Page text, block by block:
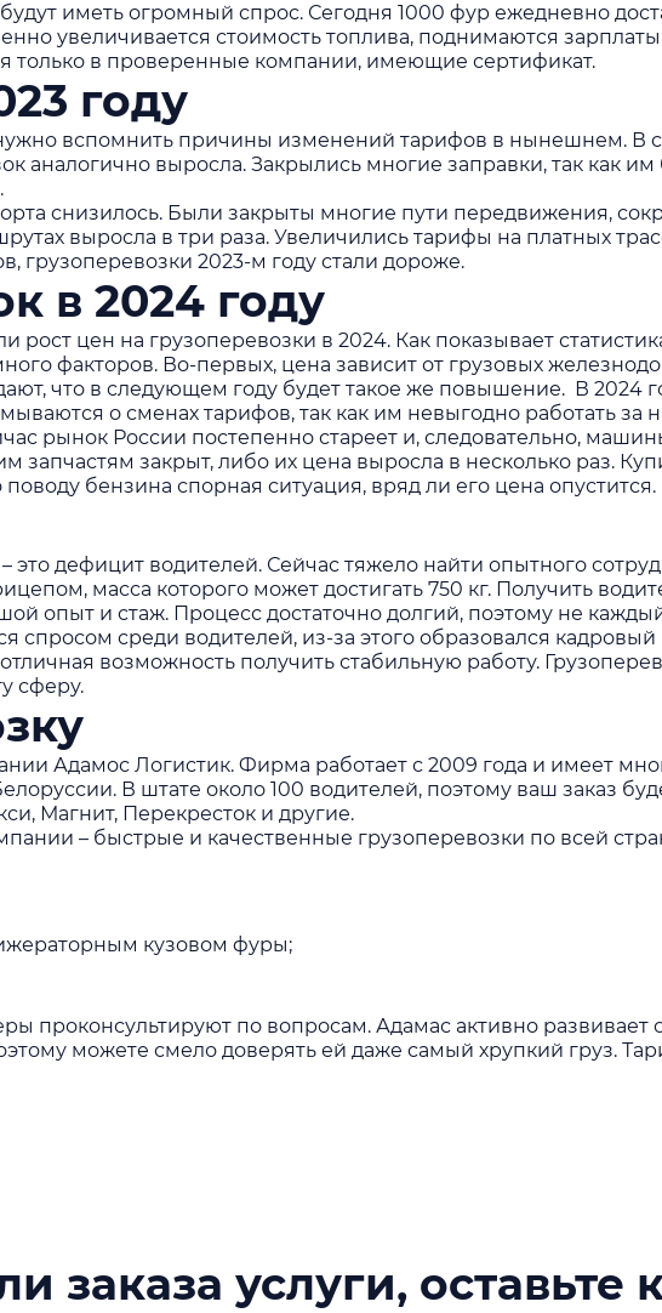
иметь огромный спрос. Сегодня 1000 фур ежедневно
увеличивается стоимость топлива, поднимаются
только в проверенные компании, имеющие сертификат.
году
вспомнить причины изменений тарифов в нынешнем. В
аналогично выросла. Закрылись многие заправки, так как
снизилось. Были закрыты многие пути передвижения,
выросла в три раза. Увеличились тарифы на платных
грузоперевозки 2023-м году стали дороже.
в 2024 году
рост цен на грузоперевозки в 2024. Как показывает
факторов. Во-первых, цена зависит от грузовых
что в следующем году будет такое же повышение. В 2024
о сменах тарифов, так как им невыгодно работать за
рынок России постепенно стареет и, следовательно,
запчастям закрыт, либо их цена выросла в несколько раз.
бензина спорная ситуация, вряд ли его цена опустится.
дефицит водителей. Сейчас тяжело найти опытного
масса которого может достигать 750 кг. Получить
опыт и стаж. Процесс достаточно долгий, поэтому не
спросом среди водителей, из-за этого образовался кадровый
возможность получить стабильную работу.
сферу.
Адамос Логистик. Фирма работает с 2009 года и имеет
В штате около 100 водителей, поэтому ваш заказ
Магнит, Перекресток и другие.
– быстрые и качественные грузоперевозки по всей
кузовом фуры;
проконсультируют по вопросам. Адамас активно развивает
можете смело доверять ей даже самый хрупкий груз.
заказа услуги, оставьте